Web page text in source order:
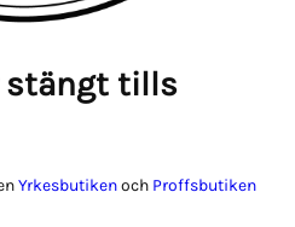
stängt tills
Yrkesbutikenoch Proffsbutiken